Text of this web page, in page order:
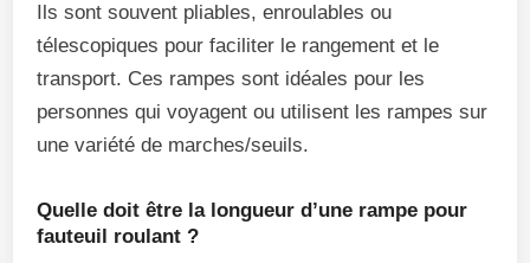
Ils sont souvent pliables, enroulables ou
télescopiques pour faciliter le rangement et le
transport. Ces rampes sont idéales pour les
personnes qui voyagent ou utilisent les rampes sur
une variété de marches/seuils.
Quelle doit être la longueur d’une rampe pour
fauteuil roulant ?